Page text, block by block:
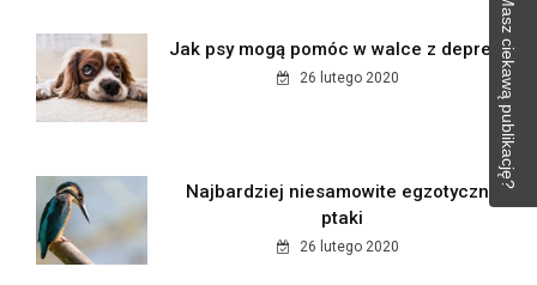
Jak psy mogą pomóc w walce z depresją
26 lutego 2020
Najbardziej niesamowite egzotyczne
ptaki
26 lutego 2020
Masz ciekawą publikację?